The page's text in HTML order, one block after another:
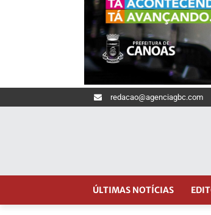
redacao@agenciagbc.com
ÚLTIMAS NOTÍCIAS